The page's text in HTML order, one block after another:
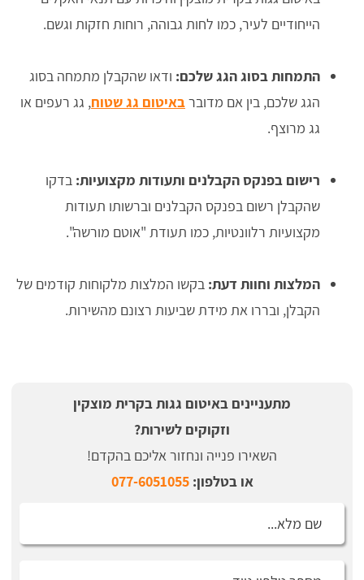
הייחודיים לעיר, כמו לחות גבוהה, רוחות חזקות וגשם.
התמחות בסוג הגג שלכם: ודאו שהקבלן מתמחה בסוג
הגג שלכם, בין אם מדוברבאיטום גג שטוח, גג רעפים או
גג מרוצף.
רישום בפנקס הקבלנים ותעודות מקצועיות: בדקו
שהקבלן רשום בפנקס הקבלנים וברשותו תעודות
מקצועיות רלוונטיות, כמו תעודת "אוטם מורשה".
המלצות וחוות דעת: בקשו המלצות מלקוחות קודמים של
הקבלן, ובררו את מידת שביעות רצונם מהשירות.
מתעניינים באיטום גגות בקרית מוצקין
וזקוקים לשירות?
השאירו פנייה ונחזור אליכם בהקדם!
או בטלפון:077-6051055